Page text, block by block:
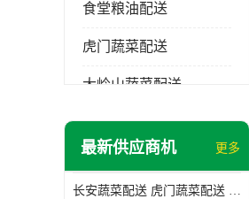
食堂粮油配送
虎门蔬菜配送
大岭山蔬菜配送
长安蔬菜配送
最新供应商机 更多
长安蔬菜配送 虎门蔬菜配送 厚街蔬菜配送 大朗蔬菜配送